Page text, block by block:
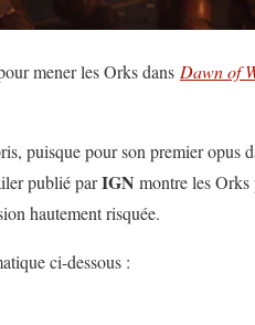
mener les Orks dans Dawn of
puisque pour son premier opus
publié parIGN montre les Orks
hautement risquée.
ci-dessous :